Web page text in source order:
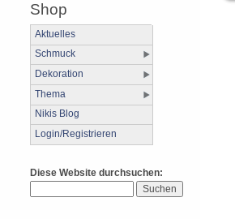
Shop
Aktuelles
Schmuck
Dekoration
Thema
Nikis Blog
Login/Registrieren
Diese Website durchsuchen: